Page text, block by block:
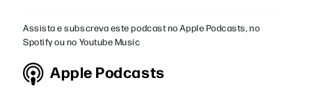
Assista e subscreva este podcast no Apple Podcasts, no
Spotify ou no Youtube Music
Apple Podcasts